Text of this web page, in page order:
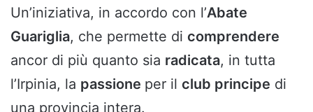
Un’iniziativa, in accordo con l’Abate
Guariglia, che permette di comprendere
ancor di più quanto sia radicata, in tutta
l’Irpinia, la passione per il club principe di
una provincia intera.